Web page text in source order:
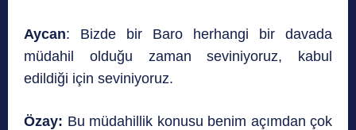
Aycan: Bizde bir Baro herhangi bir davada
müdahil olduğu zaman seviniyoruz, kabul
edildiği için seviniyoruz.
Özay: Bu müdahillik konusu benim açımdan çok